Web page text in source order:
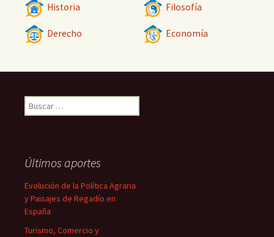
Historia Filosofía
Derecho Economía
Buscar:
Últimos aportes
Evolución de la Política Agraria
y Paisajes de Regadío en
España
Turismo, Comercio y